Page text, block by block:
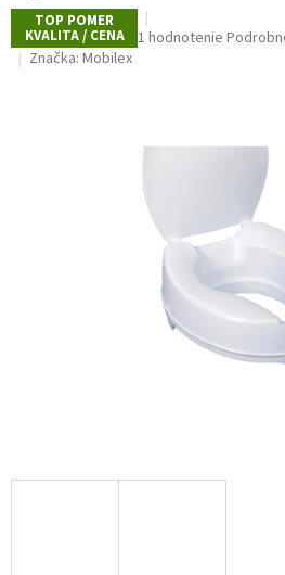
TOP POMER
KVALITA / CENA
Priemerné
1 hodnotenie
Značka: Mobilex